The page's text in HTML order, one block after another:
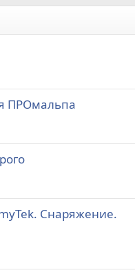
ПРОмальпа
Снаряжение.